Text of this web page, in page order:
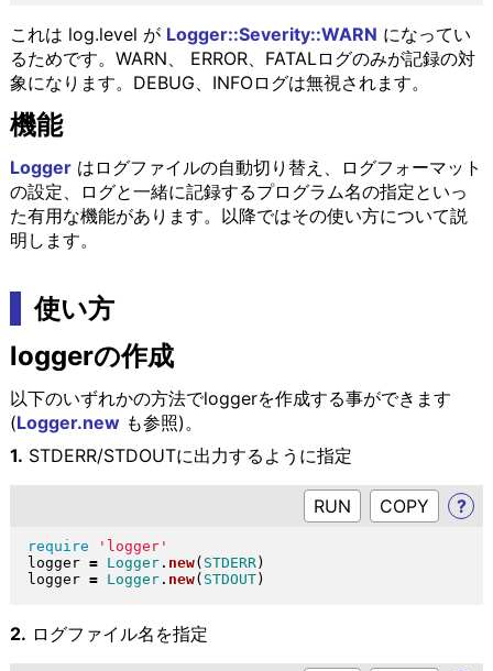
これは log.level が Logger::Severity::WARN になってい
るためです。WARN、 ERROR、FATALログのみが記録の対
象になります。DEBUG、INFOログは無視されます。
機能
Loggerはログファイルの自動切り替え、ログフォーマット
の設定、ログと一緒に記録するプログラム名の指定といっ
た有用な機能があります。以降ではその使い方について説
明します。
使い方
loggerの作成
以下のいずれかの方法でloggerを作成する事ができます
(Logger.newも参照)。
1. STDERR/STDOUTに出力するように指定
RUN ?
require
'logger'
logger = Logger. new( STDERR)
logger = Logger. new( STDOUT)
2. ログファイル名を指定